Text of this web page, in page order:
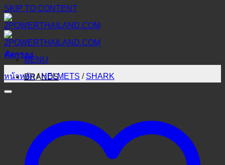
SKIP TO CONTENT
MENU
BRANDS
คัดกรอง
หน้าหลัก / HELMETS / SHARK